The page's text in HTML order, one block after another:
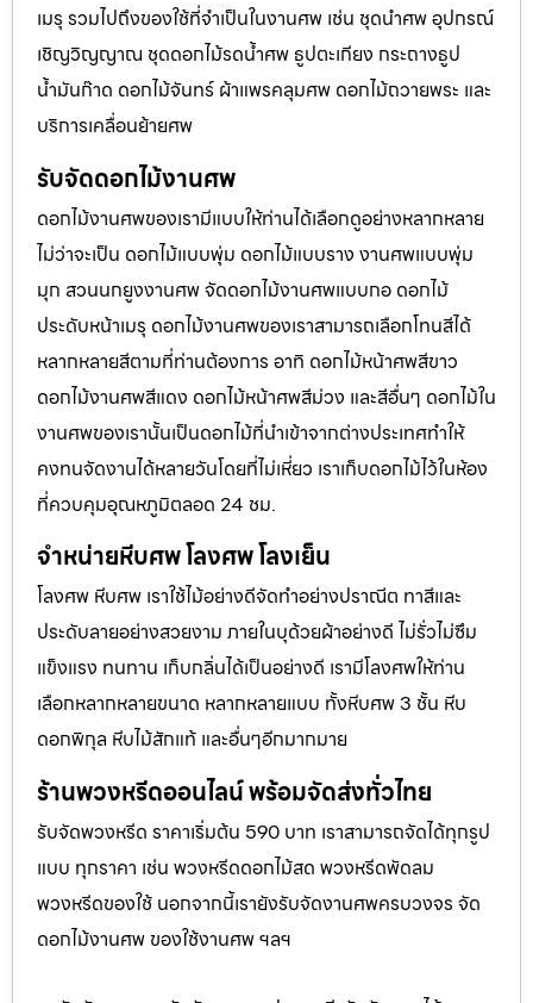
เมรุ รวมไปถึงของใช้ที่จำเป็นในงานศพ เช่น ชุดนำศพ อุปกรณ์
เชิญวิญญาณ ชุดดอกไม้รดน้ำศพ ธูปตะเกียง กระถางธูป
น้ำมันก๊าด ดอกไม้จันทร์ ผ้าแพรคลุมศพ ดอกไม้ถวายพระ และ
บริการเคลื่อนย้ายศพ
รับจัดดอกไม้งานศพ
ดอกไม้งานศพของเรามีแบบให้ท่านได้เลือกดูอย่างหลากหลาย
ไม่ว่าจะเป็น ดอกไม้แบบพุ่ม ดอกไม้แบบราง งานศพแบบพุ่ม
มุก สวนนกยูงงานศพ จัดดอกไม้งานศพแบบกอ ดอกไม้
ประดับหน้าเมรุ ดอกไม้งานศพของเราสามารถเลือกโทนสีได้
หลากหลายสีตามที่ท่านต้องการ อาทิ ดอกไม้หน้าศพสีขาว
ดอกไม้งานศพสีแดง ดอกไม้หน้าศพสีม่วง และสีอื่นๆ ดอกไม้ใน
งานศพของเรานั้นเป็นดอกไม้ที่นำเข้าจากต่างประเทศทำให้
คงทนจัดงานได้หลายวันโดยที่ไม่เหี่ยว เราเก็บดอกไม้ไว้ในห้อง
ที่ควบคุมอุณหภูมิตลอด 24 ชม.
จำหน่ายหีบศพ โลงศพ โลงเย็น
โลงศพ หีบศพ เราใช้ไม้อย่างดีจัดทำอย่างปราณีต ทาสีและ
ประดับลายอย่างสวยงาม ภายในบุด้วยผ้าอย่างดี ไม่รั่วไม่ซึม
แข็งแรง ทนทาน เก็บกลิ่นได้เป็นอย่างดี เรามีโลงศพให้ท่าน
เลือกหลากหลายขนาด หลากหลายแบบ ทั้งหีบศพ 3 ชั้น หีบ
ดอกพิกุล หีบไม้สักแท้ และอื่นๆอีกมากมาย
ร้านพวงหรีดออนไลน์ พร้อมจัดส่งทั่วไทย
รับจัดพวงหรีด ราคาเริ่มต้น 590 บาท เราสามารถจัดได้ทุกรูป
แบบ ทุกราคา เช่น พวงหรีดดอกไม้สด พวงหรีดพัดลม
พวงหรีดของใช้ นอกจากนี้เรายังรับจัดงานศพครบวงจร จัด
ดอกไม้งานศพ ของใช้งานศพ ฯลฯ